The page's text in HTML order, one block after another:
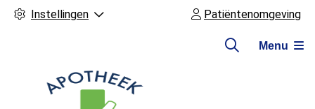
Instellingen Patiëntenomgeving
Menu